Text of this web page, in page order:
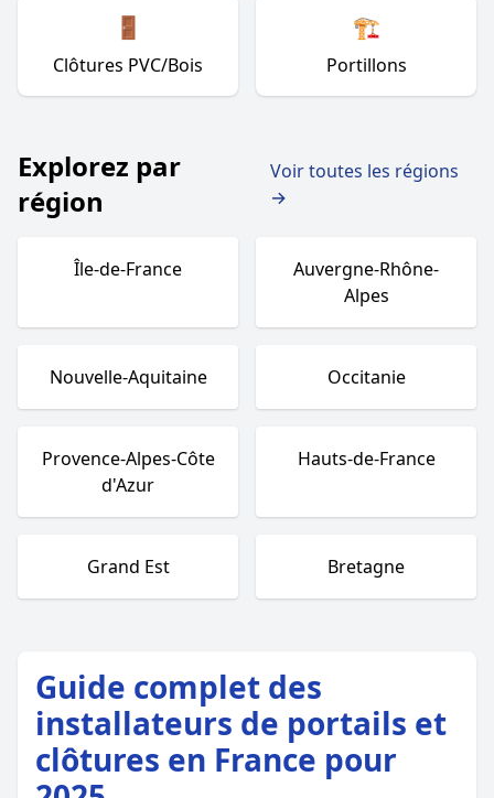
🚪
Clôtures PVC/Bois
🏗️
Portillons
Explorez par
région
Voir toutes les régions
→
Île-de-France
Auvergne-Rhône-
Alpes
Nouvelle-Aquitaine Occitanie
Provence-Alpes-Côte
d'Azur
Hauts-de-France
Grand Est Bretagne
Guide complet des
installateurs de portails et
clôtures en France pour